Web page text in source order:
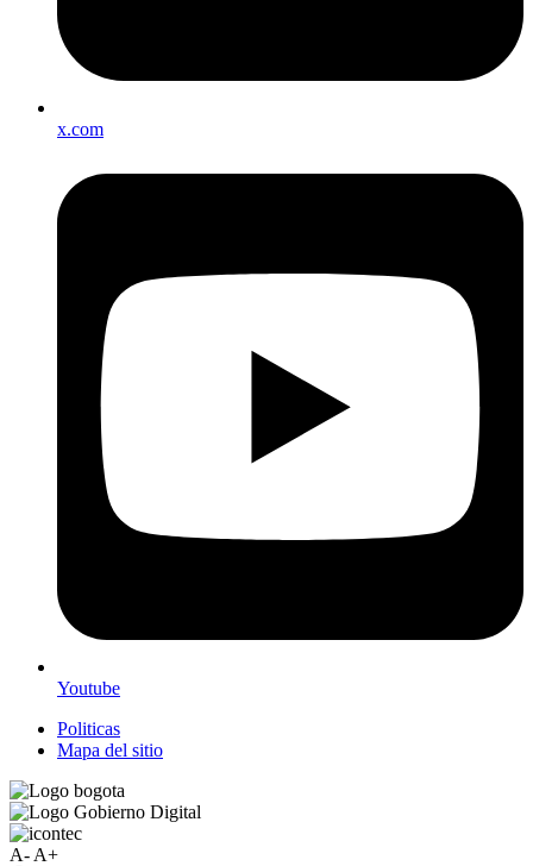
x.com
Youtube
Politicas
Mapa del sitio
A- A+